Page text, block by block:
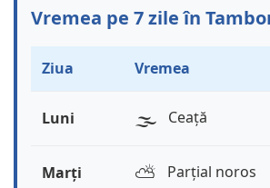
Vremea pe 7 zile în
Ziua Vremea
Luni 🌫️ Ceață
Marți ⛅️ Parțial noros